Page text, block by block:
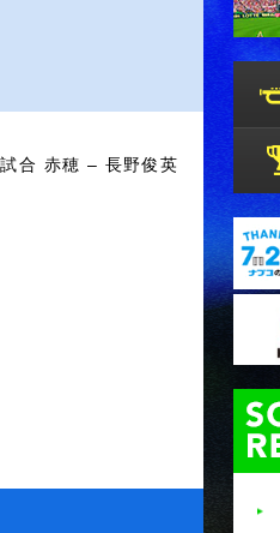
合 赤穂 – 長野俊英